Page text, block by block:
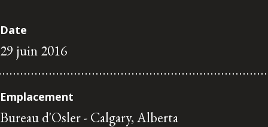
S’abonner aux articles Osler
Date
29 juin 2016
Emplacement
Bureau d'Osler - Calgary, Alberta